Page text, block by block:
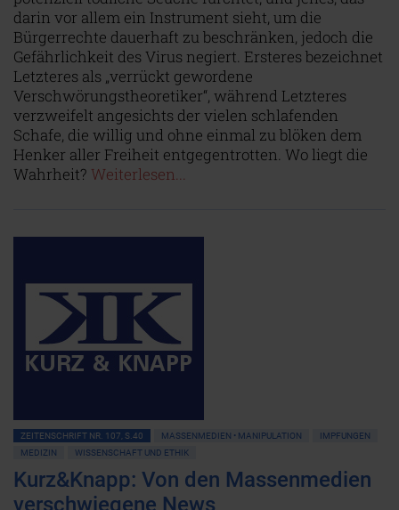
darin vor allem ein Instrument sieht, um die
Bürgerrechte dauerhaft zu beschränken, jedoch die
Gefährlichkeit des Virus negiert. Ersteres bezeichnet
Letzteres als „verrückt gewordene
Verschwörungstheoretiker“, während Letzteres
verzweifelt angesichts der vielen schlafenden
Schafe, die willig und ohne einmal zu blöken dem
Henker aller Freiheit entgegentrotten. Wo liegt die
Wahrheit? Weiterlesen...
ZEITENSCHRIFT NR. 107, S.40 MASSENMEDIEN • MANIPULATION
IMPFUNGEN
MEDIZIN
WISSENSCHAFT UND ETHIK
Kurz&Knapp: Von den Massenmedien
verschwiegene News